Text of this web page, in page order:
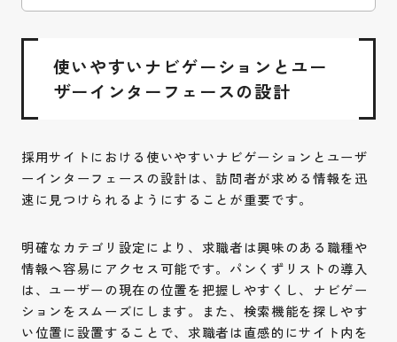
使いやすいナビゲーションとユー
ザーインターフェースの設計
採用サイトにおける使いやすいナビゲーションとユーザ
ーインターフェースの設計は、訪問者が求める情報を迅
速に見つけられるようにすることが重要です。
明確なカテゴリ設定により、求職者は興味のある職種や
情報へ容易にアクセス可能です。パンくずリストの導入
は、ユーザーの現在の位置を把握しやすくし、ナビゲー
ションをスムーズにします。また、検索機能を探しやす
い位置に設置することで、求職者は直感的にサイト内を